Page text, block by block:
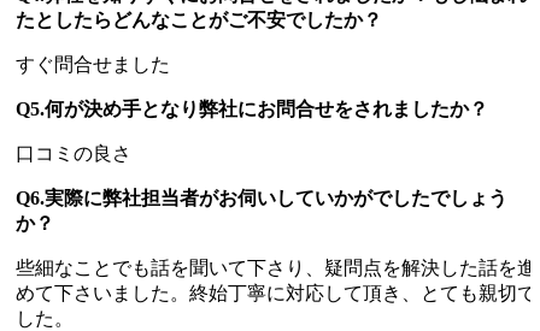
たとしたらどんなことがご不安でしたか？
すぐ問合せました
Q5.何が決め手となり弊社にお問合せをされましたか？
口コミの良さ
Q6.実際に弊社担当者がお伺いしていかがでしたでしょう
か？
些細なことでも話を聞いて下さり、疑問点を解決した話を進
めて下さいました。終始丁寧に対応して頂き、とても親切で
した。